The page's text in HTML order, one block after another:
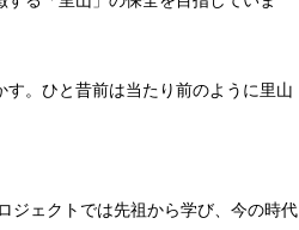
。ひと昔前は当たり前のように里山
ジェクトでは先祖から学び、今の時代